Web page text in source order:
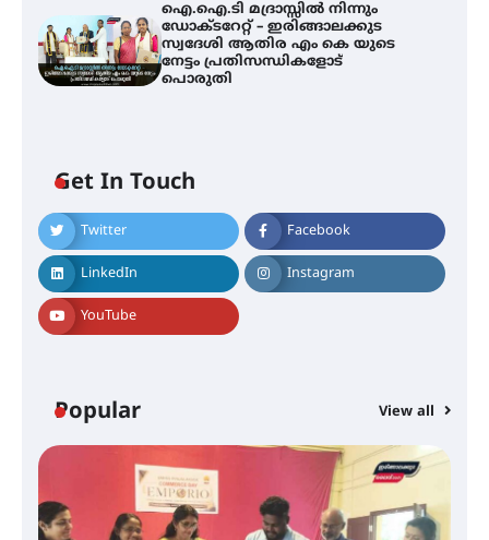
ഐ.ഐ.ടി മദ്രാസ്സിൽ നിന്നും
ഡോക്ടറേറ്റ് – ഇരിങ്ങാലക്കുട
സ്വദേശി ആതിര എം കെ യുടെ
നേട്ടം പ്രതിസന്ധികളോട്
പൊരുതി
Get In Touch
Twitter Facebook
LinkedIn Instagram
YouTube
Popular View all
ഇടത്തരം മഴയ്ക്കും കാറ്റിനും
സാധ്യത ഇരിങ്ങാലക്കുടയിൽ 4.4
മില്ലി മീറ്റർ മഴ ലഭിച്ചു
നേട്ടം പ്രതിസന്ധികളോട് പൊരുതി
മെഡിക്കൽ ക്യാമ്പ്